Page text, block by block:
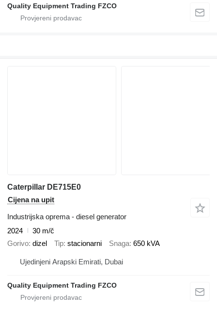
Quality Equipment Trading FZCO
Caterpillar DE715E0
Cijena na upit
Industrijska oprema - diesel generator
2024
30 m/č
Gorivo dizel Tip stacionarni Snaga 650 kVA
Ujedinjeni Arapski Emirati, Dubai
Quality Equipment Trading FZCO